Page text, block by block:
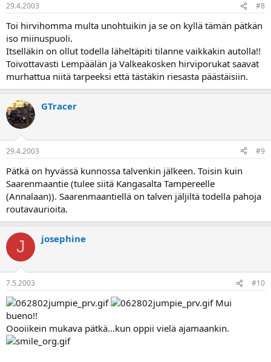
29.4.2003 #8
Toi hirvihomma multa unohtuikin ja se on kyllä tämän pätkän
iso miinuspuoli.
Itselläkin on ollut todella läheltäpiti tilanne vaikkakin autolla!!
Toivottavasti Lempäälän ja Valkeakosken hirviporukat saavat
murhattua niitä tarpeeksi että tästäkin riesasta päästäisiin.
GTracer
29.4.2003 #9
Pätkä on hyvässä kunnossa talvenkin jälkeen. Toisin kuin
Saarenmaantie (tulee siitä Kangasalta Tampereelle
(Annalaan)). Saarenmaantiellä on talven jäljiltä todella pahoja
routavaurioita.
J josephine
7.5.2003 #10
Mui
bueno!!
Oooiikein mukava pätkä...kun oppii vielä ajamaankin.